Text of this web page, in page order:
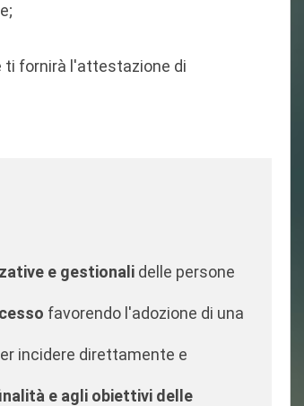
ti fornirà l'attestazione di
e gestionali delle persone
favorendo l'adozione di una
incidere direttamente e
e agli obiettivi delle